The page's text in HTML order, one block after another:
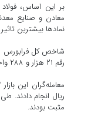
بر این اساس،
معادن و صنایع
نمادها بیشترین
رقم ۲۱ هزار و ۲۸۸ واحد ایستاد.
مثبت بودند.